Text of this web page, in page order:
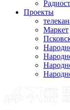
Проекты
Маркет